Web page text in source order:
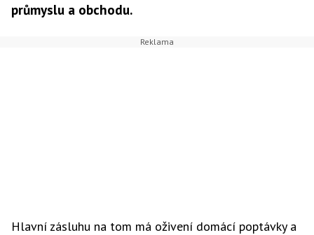
průmyslu a obchodu.
Hlavní zásluhu na tom má oživení domácí poptávky a